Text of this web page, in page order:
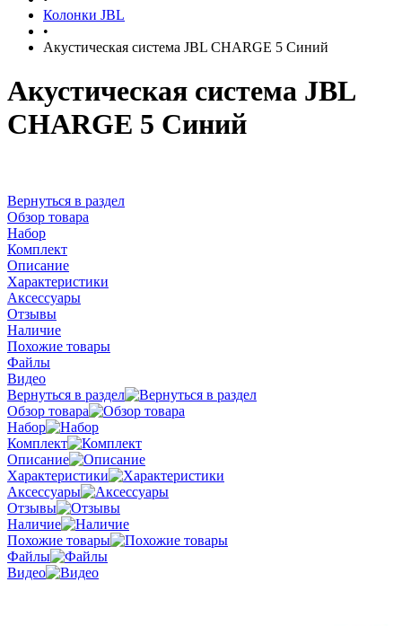
Колонки JBL
•
Акустическая система JBL CHARGE 5 Синий
Акустическая система JBL
CHARGE 5 Синий
Вернуться в раздел
Обзор товара
Набор
Комплект
Описание
Характеристики
Аксессуары
Отзывы
Наличие
Похожие товары
Файлы
Видео
Вернуться в раздел
Обзор товара
Набор
Комплект
Описание
Характеристики
Аксессуары
Отзывы
Наличие
Похожие товары
Файлы
Видео